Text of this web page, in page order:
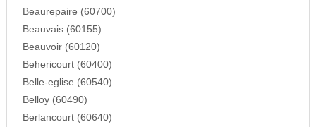
Beaurepaire (60700)
Beauvais (60155)
Beauvoir (60120)
Behericourt (60400)
Belle-eglise (60540)
Belloy (60490)
Berlancourt (60640)